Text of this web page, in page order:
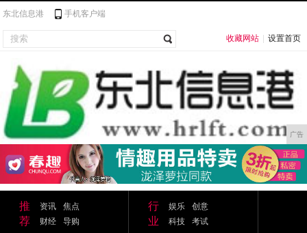
东北信息港 手机客户端
收藏网站 设置首页
广告
推
荐
资讯
焦点
财经
导购
行
业
娱乐
创意
科技
考试